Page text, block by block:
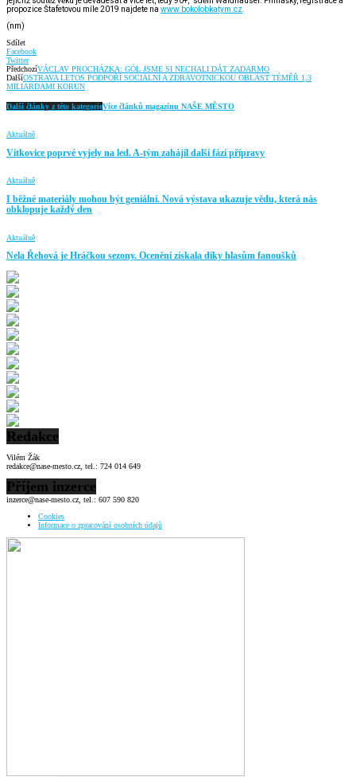
propozice Štafetovou míle 2019 najdete na www.bokolobkatym.cz.
(nm)
Sdílet
Facebook
Twitter
PředchozíVÁCLAV PROCHÁZKA: GÓL JSME SI NECHALI DÁT ZADARMO
DalšíOSTRAVA LETOS PODPOŘÍ SOCIÁLNÍ A ZDRAVOTNICKOU OBLAST TÉMĚŘ 1,3
MILIARDAMI KORUN
Další články z této kategorieVíce článků magazínu NAŠE MĚSTO
Aktuálně
Vítkovice poprvé vyjely na led. A-tým zahájil další fázi přípravy
Aktuálně
I běžné materiály mohou být geniální. Nová výstava ukazuje vědu, která nás
obklopuje každý den
Aktuálně
Nela Řehová je Hráčkou sezony. Ocenění získala díky hlasům fanoušků
Redakce
Vilém Žák
redakce@nase-mesto.cz, tel.: 724 014 649
Příjem inzerce
inzerce@nase-mesto.cz, tel.: 607 590 820
Cookies
Informace o zpracování osobních údajů